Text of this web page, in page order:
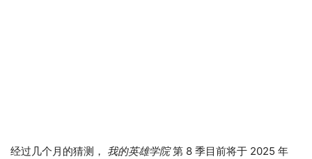
经过几个月的猜测， 我的英雄学院第 8 季目前将于 2025 年